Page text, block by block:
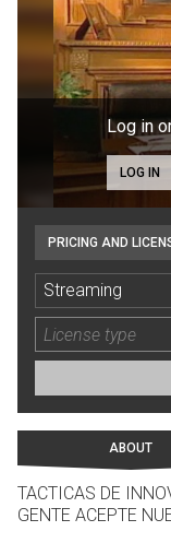
Log in
LOG IN
PRICING AND
Streaming
ABOUT
TACTICAS DE
GENTE ACEPTE